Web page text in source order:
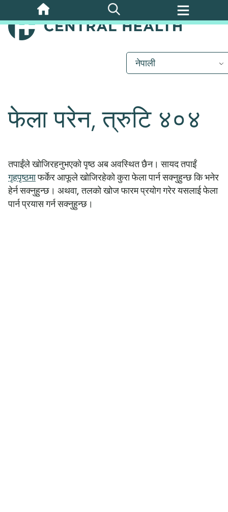
सामग्रीमा
जानुहोस्
नेपाली
फेला परेन, त्रुटि ४०४
तपाईंले खोजिरहनुभएको पृष्ठ अब अवस्थित छैन। सायद तपाईं
गृहपृष्ठमाफर्केर आफूले खोजिरहेको कुरा फेला पार्न सक्नुहुन्छ कि भनेर
हेर्न सक्नुहुन्छ। अथवा, तलको खोज फारम प्रयोग गरेर यसलाई फेला
पार्न प्रयास गर्न सक्नुहुन्छ।